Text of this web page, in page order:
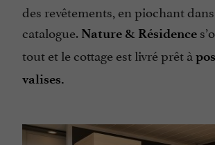
des revêtements, en piochant
catalogue. Nature & Résidence
tout et le cottage est livré prêt à
valises.